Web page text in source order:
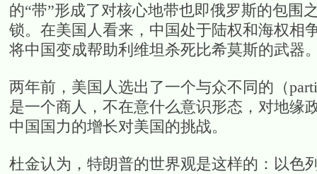
的“带”形成了对核心地带也即俄罗斯的包围
锁。在美国人看来，中国处于陆权和海权相
将中国变成帮助利维坦杀死比希莫斯的武器
两年前，美国人选出了一个与众不同的（
是一个商人，不在意什么意识形态，对地缘
中国国力的增长对美国的挑战。
杜金认为，特朗普的世界观是这样的：以色